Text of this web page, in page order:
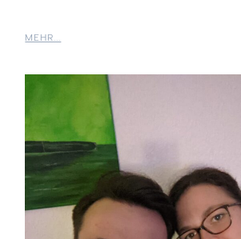
MEHR...